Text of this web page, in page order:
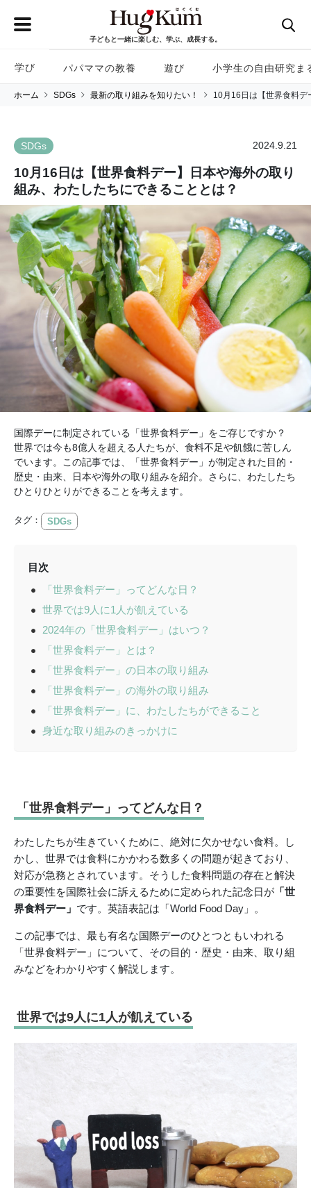
子どもと一緒に楽しむ、学ぶ、成長する。
学び パパママの教養 遊び 小学生の自由研究ま
ホーム SDGs 最新の取り組みを知りたい！ 10月16日は【世界食料デ
SDGs 2024.9.21
10月16日は【世界食料デー】日本や海外の取り
組み、わたしたちにできることとは？
国際デーに制定されている「世界食料デー」をご存じですか？
世界では今も8億人を超える人たちが、食料不足や飢餓に苦しん
でいます。この記事では、「世界食料デー」が制定された目的・
歴史・由来、日本や海外の取り組みを紹介。さらに、わたしたち
ひとりひとりができることを考えます。
タグ： SDGs
目次
「世界食料デー」ってどんな日？
世界では9人に1人が飢えている
2024年の「世界食料デー」はいつ？
「世界食料デー」とは？
「世界食料デー」の日本の取り組み
「世界食料デー」の海外の取り組み
「世界食料デー」に、わたしたちができること
身近な取り組みのきっかけに
「世界食料デー」ってどんな日？
わたしたちが生きていくために、絶対に欠かせない食料。し
かし、世界では食料にかかわる数多くの問題が起きており、
対応が急務とされています。そうした食料問題の存在と解決
の重要性を国際社会に訴えるために定められた記念日が 「世
界食料デー」 です。英語表記は「World Food Day」。
この記事では、最も有名な国際デーのひとつともいわれる
「世界食料デー」について、その目的・歴史・由来、取り組
みなどをわかりやすく解説します。
世界では9人に1人が飢えている